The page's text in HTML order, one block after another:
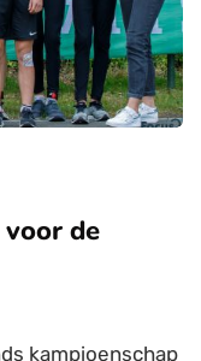
de
kampioenschap